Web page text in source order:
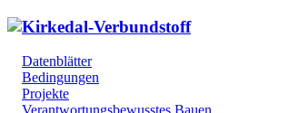
Datenblätter
Bedingungen
Projekte